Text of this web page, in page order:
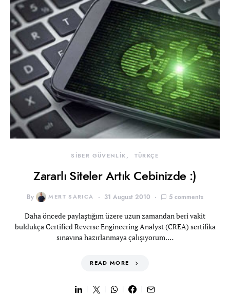
SİBER GÜVENLİK TÜRKÇE
Zararlı Siteler Artık Cebinizde :)
By MERT SARICA 31 August 2010 5 comments
Daha öncede paylaştığım üzere uzun zamandan beri vakit
buldukça Certified Reverse Engineering Analyst (CREA) sertifika
sınavına hazırlanmaya çalışıyorum.…
READ MORE